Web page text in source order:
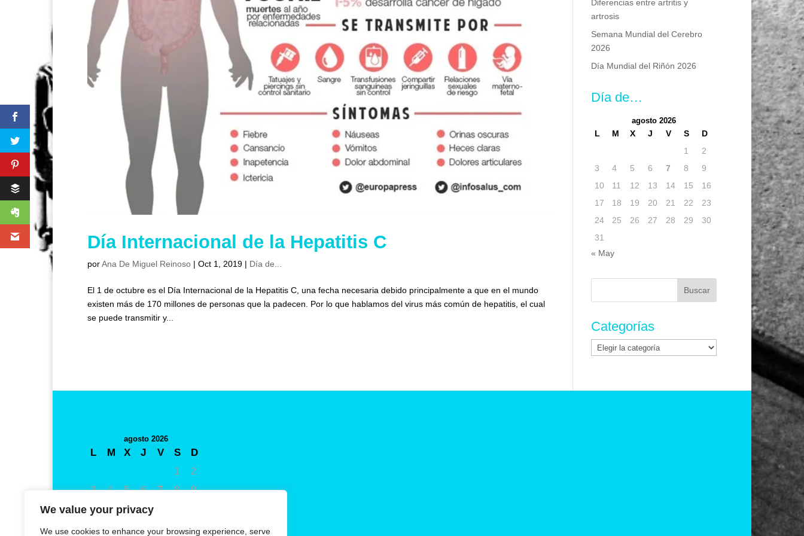
We value your privacy
We use cookies to enhance your browsing experience, serve
Día Internacional de la Hepatitis C
porAna De Miguel Reinoso |Oct 1, 2019 | Día de...
El 1 de octubre es el Día Internacional de la Hepatitis C, una fecha necesaria debido principalmente a que en el mundo
existen más de 170 millones de personas que la padecen. Por lo que hablamos del virus más común de hepatitis, el cual
se puede transmitir y...
Diferencias entre artritis y
artrosis
Semana Mundial del Cerebro
2026
Día Mundial del Riñón 2026
Día de…
agosto 2026
L M X J V S
D
1
2
3
4 5 6 7 8
9
10
11 12 13 14 15
16
17
18 19 20 21 22
23
24
25 26 27 28 29
30
31
« May
Buscar:
Categorías
Categorías
agosto 2026
L M X J V S
D
1
2
3
4 5 6 7 8
9
10 11 12 13
17
21